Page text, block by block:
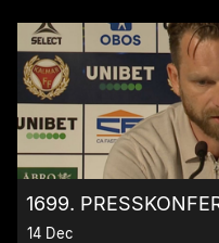
1699.
14 Dec